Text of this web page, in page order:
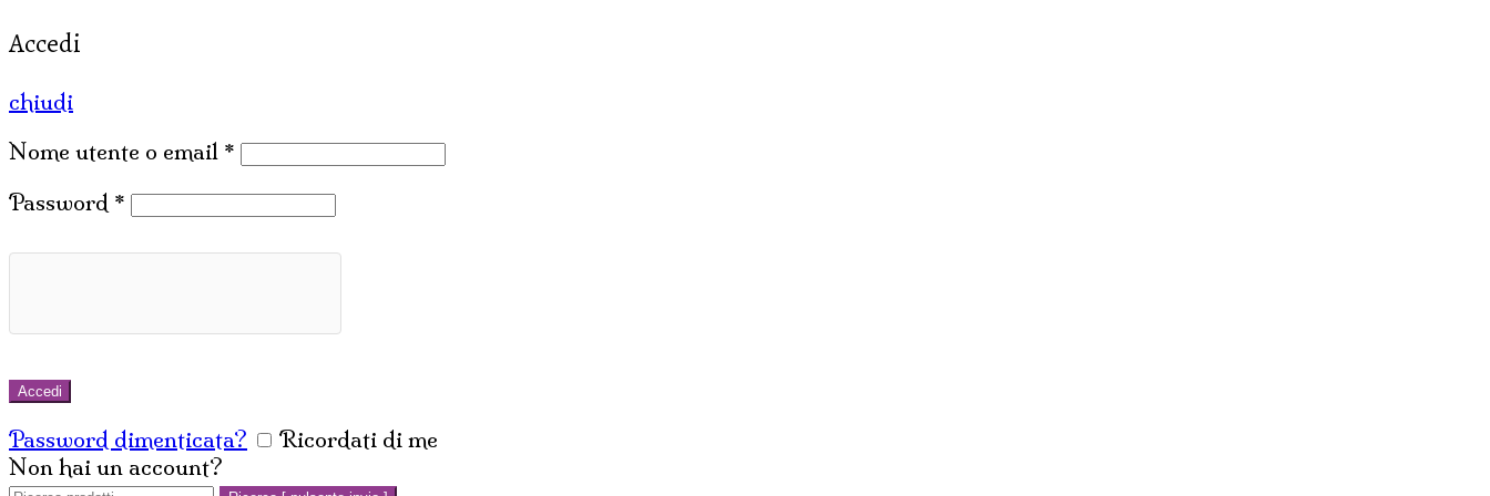
Accedi
chiudi
Nome utente o email *
Password *
Accedi
Password dimenticata?
Ricordati di me
Non hai un account?